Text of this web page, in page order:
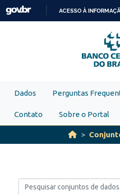
Skip to main content
O
ACESSO À
Dados Perguntas
Contato Sobre o Portal